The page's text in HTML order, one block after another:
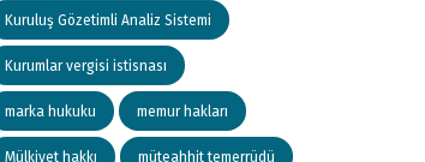
Kuruluş Gözetimli Analiz Sistemi
Kurumlar vergisi istisnası
marka hukuku memur hakları
Mülkiyet hakkı müteahhit temerrüdü